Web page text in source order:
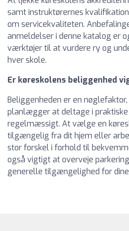
samt instruktørernes
om servicekvaliteten.
anmeldelser i denne katalog er
værktøjer til at vurdere ry og
hver skole.
Er køreskolens beliggenhed
Beliggenheden er en
planlægger at deltage i
regelmæssigt. At vælge en
tilgængelig fra dit hjem eller
stor forskel i forhold til
også vigtigt at overveje
generelle tilgængelighed for